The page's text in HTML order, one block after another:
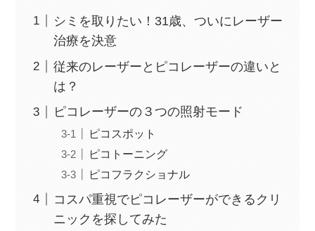
シミを取りたい！31歳、ついにレーザー
治療を決意
従来のレーザーとピコレーザーの違いと
は？
ピコレーザーの３つの照射モード
ピコスポット
ピコトーニング
ピコフラクショナル
コスパ重視でピコレーザーができるクリ
ニックを探してみた